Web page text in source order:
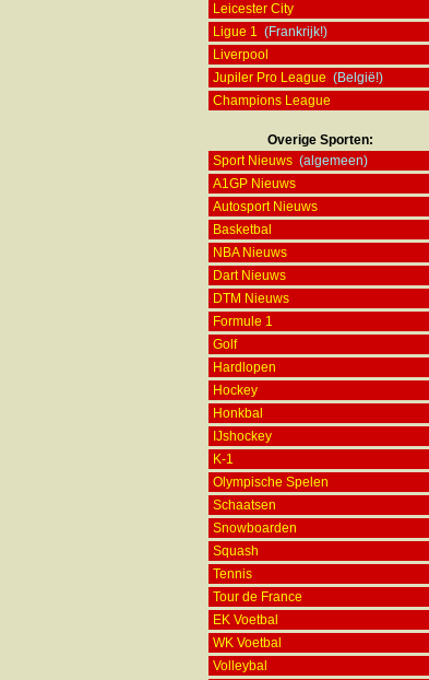
Leicester City
Ligue 1 (Frankrijk!)
Liverpool
Jupiler Pro League (België!)
Champions League
Overige Sporten:
Sport Nieuws (algemeen)
A1GP Nieuws
Autosport Nieuws
Basketbal
NBA Nieuws
Dart Nieuws
DTM Nieuws
Formule 1
Golf
Hardlopen
Hockey
Honkbal
IJshockey
K-1
Olympische Spelen
Schaatsen
Snowboarden
Squash
Tennis
Tour de France
EK Voetbal
WK Voetbal
Volleybal